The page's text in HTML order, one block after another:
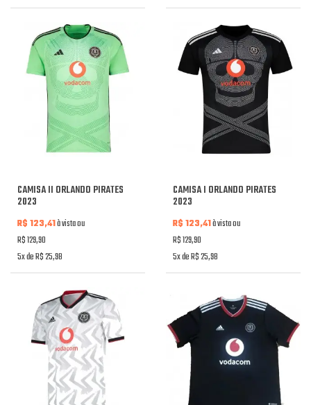
CAMISA II ORLANDO PIRATES
2023
R$ 123,41à vista ou
R$ 129,90
5x de R$ 25,98
CAMISA I ORLANDO PIRATES
2023
R$ 123,41à vista ou
R$ 129,90
5x de R$ 25,98